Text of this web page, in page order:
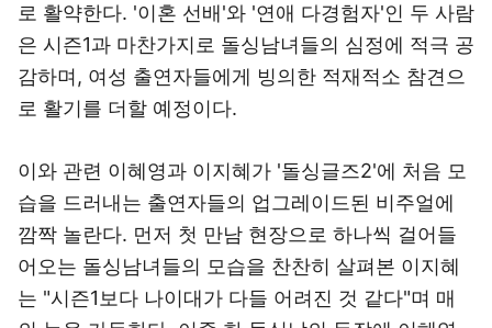
로 활약한다. '이혼 선배'와 '연애 다경험자'인 두 사람
은 시즌1과 마찬가지로 돌싱남녀들의 심정에 적극 공
감하며, 여성 출연자들에게 빙의한 적재적소 참견으
로 활기를 더할 예정이다.
이와 관련 이혜영과 이지혜가 '돌싱글즈2'에 처음 모
습을 드러내는 출연자들의 업그레이드된 비주얼에
깜짝 놀란다. 먼저 첫 만남 현장으로 하나씩 걸어들
어오는 돌싱남녀들의 모습을 찬찬히 살펴본 이지혜
는 "시즌1보다 나이대가 다들 어려진 것 같다"며 매